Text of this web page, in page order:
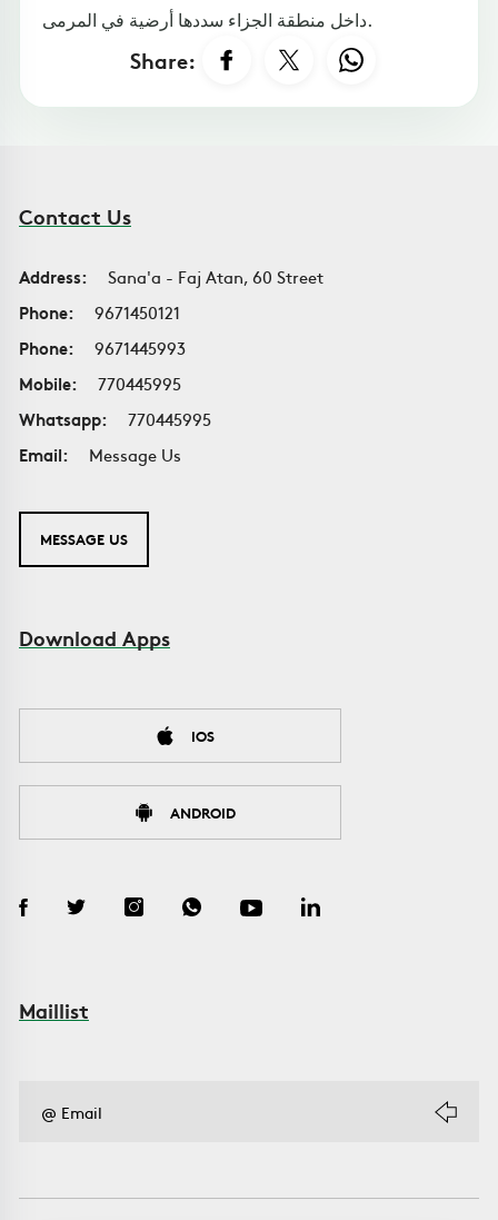
داخل منطقة الجزاء سددها أرضية في المرمى.
Share:
Contact Us
Address:
Sana'a - Faj Atan, 60 Street
Phone:
9671450121
Phone:
9671445993
Mobile:
770445995
Whatsapp:
770445995
Email:
Message Us
MESSAGE US
Download Apps
IOS
ANDROID
Maillist